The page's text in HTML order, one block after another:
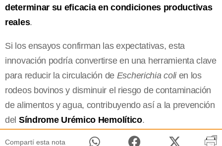
determinar su eficacia en condiciones productivas
reales.
Si los ensayos confirman las expectativas, esta
innovación podría convertirse en una herramienta clave
para reducir la circulación de Escherichia colien los
rodeos bovinos y disminuir el riesgo de contaminación
de alimentos y agua, contribuyendo así a la prevención
del Síndrome Urémico Hemolítico.
Compartí esta nota